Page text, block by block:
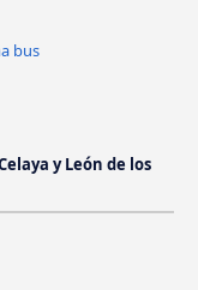
bus
y León de los